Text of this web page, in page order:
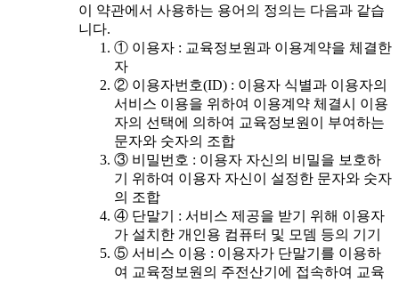
이 약관에서 사용하는 용어의 정의는 다음과 같습
니다.
① 이용자 : 교육정보원과 이용계약을 체결한
자
② 이용자번호(ID) : 이용자 식별과 이용자의
서비스 이용을 위하여 이용계약 체결시 이용
자의 선택에 의하여 교육정보원이 부여하는
문자와 숫자의 조합
③ 비밀번호 : 이용자 자신의 비밀을 보호하
기 위하여 이용자 자신이 설정한 문자와 숫자
의 조합
④ 단말기 : 서비스 제공을 받기 위해 이용자
가 설치한 개인용 컴퓨터 및 모뎀 등의 기기
⑤ 서비스 이용 : 이용자가 단말기를 이용하
여 교육정보원의 주전산기에 접속하여 교육